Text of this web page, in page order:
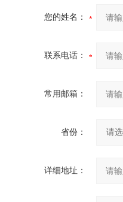
您的姓名：
联系电话：
常用邮箱：
省份：
详细地址：